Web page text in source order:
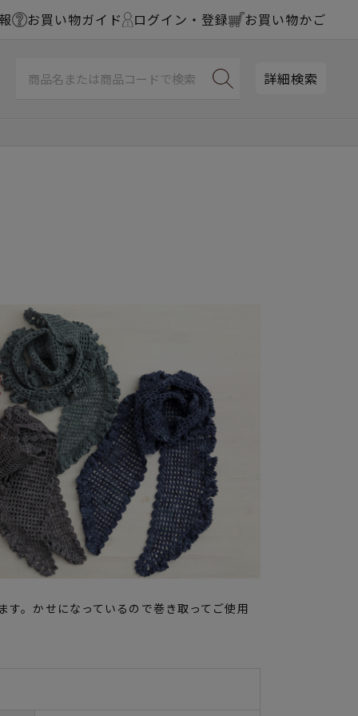
お買い物ガイド ログイン・登録 お買い物かご
詳細検索
。かせになっているので巻き取ってご使用